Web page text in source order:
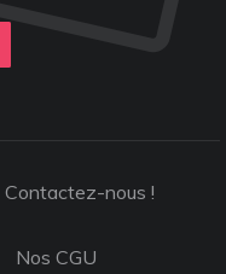
Contactez-nous !
Nos CGU